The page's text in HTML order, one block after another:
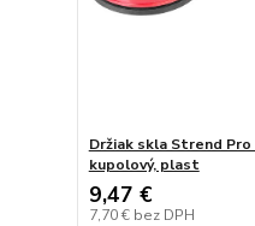
Držiak skla Strend Pro
kupolový, plast
9,47 €
7,70 € bez DPH